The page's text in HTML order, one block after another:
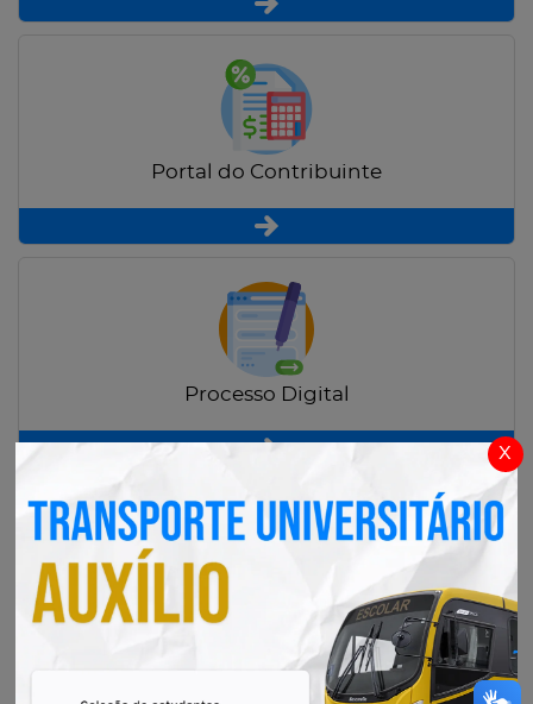
x
Portal do Contribuinte
Processo Digital
Radar Transparência Pública